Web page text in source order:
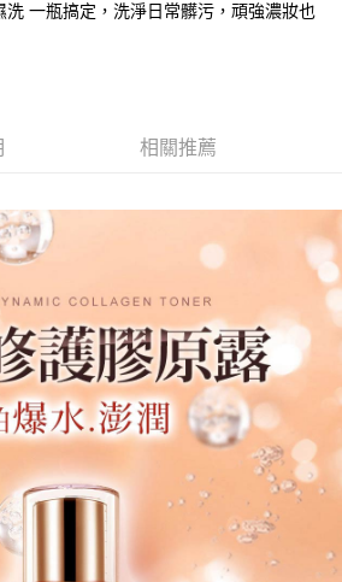
洗 一瓶搞定，洗淨日常髒污，頑強濃妝也
相關推薦